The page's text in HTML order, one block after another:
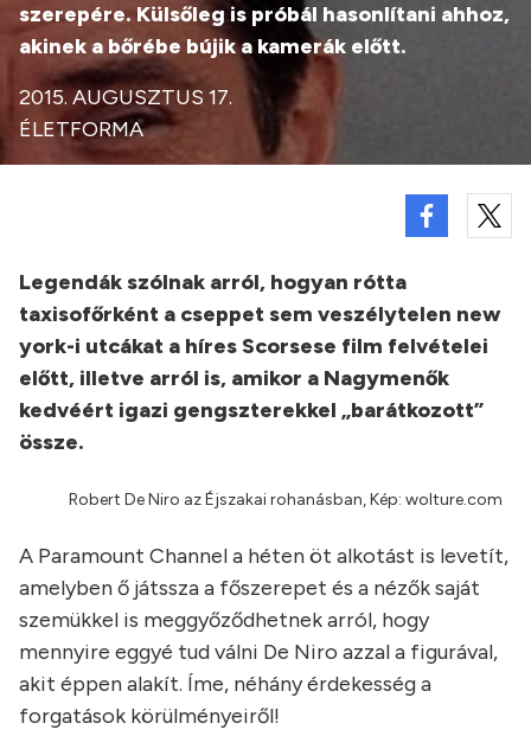
szerepére. Külsőleg is próbál hasonlítani ahhoz,
akinek a bőrébe bújik a kamerák előtt.
2015. AUGUSZTUS 17.
ÉLETFORMA
Legendák szólnak arról, hogyan rótta
taxisofőrként a cseppet sem veszélytelen new
york-i utcákat a híres Scorsese film felvételei
előtt, illetve arról is, amikor a Nagymenők
kedvéért igazi gengszterekkel „barátkozott”
össze.
Robert De Niro az Éjszakai rohanásban, Kép: wolture.com
A Paramount Channel a héten öt alkotást is levetít,
amelyben ő játssza a főszerepet és a nézők saját
szemükkel is meggyőződhetnek arról, hogy
mennyire eggyé tud válni De Niro azzal a figurával,
akit éppen alakít. Íme, néhány érdekesség a
forgatások körülményeiről!